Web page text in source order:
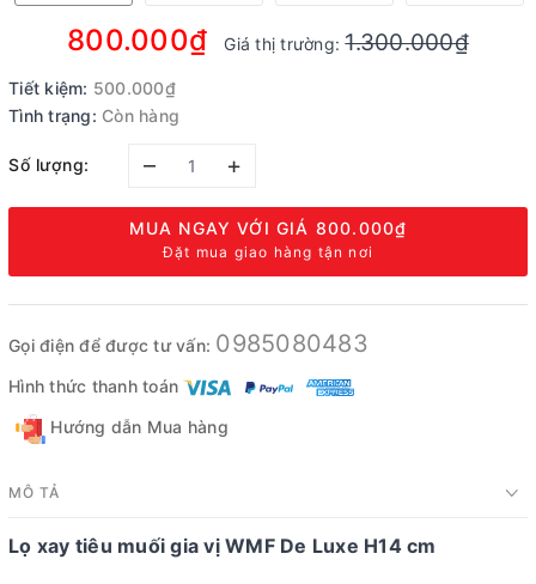
800.000₫ Giá thị trường:1.300.000₫
Tiết kiệm: 500.000₫
Tình trạng: Còn hàng
Số lượng: – +
MUA NGAY VỚI GIÁ 800.000₫
Đặt mua giao hàng tận nơi
Gọi điện để được tư vấn: 0985080483
Hình thức thanh toán
Hướng dẫn Mua hàng
MÔ TẢ
Lọ xay tiêu muối gia vị WMF De Luxe H14 cm